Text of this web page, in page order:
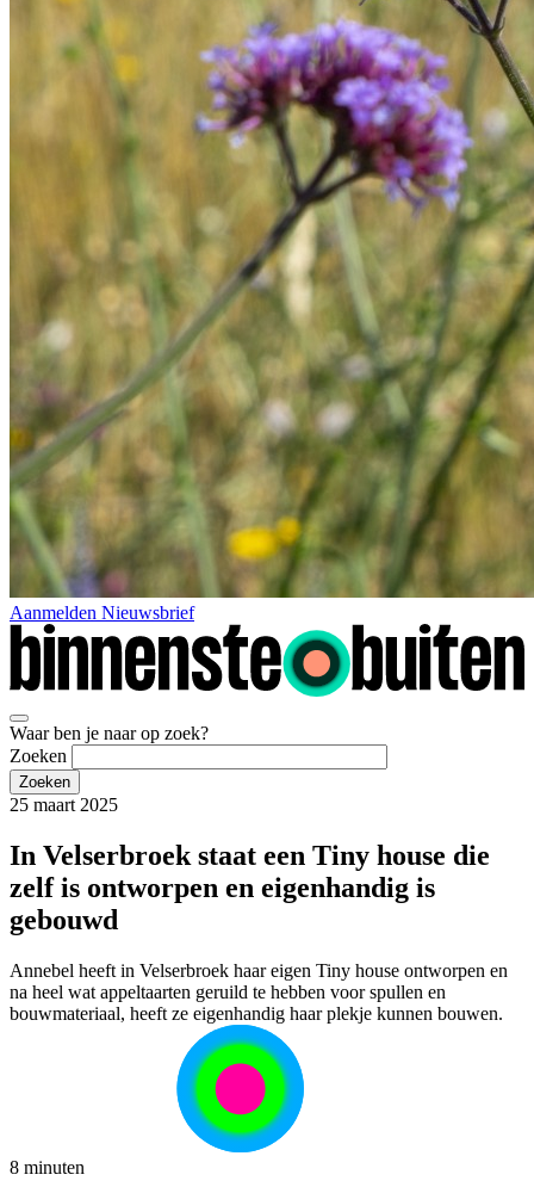
Aanmelden Nieuwsbrief
Waar ben je naar op zoek?
Zoeken
25 maart 2025
In Velserbroek staat een Tiny house die
zelf is ontworpen en eigenhandig is
gebouwd
Annebel heeft in Velserbroek haar eigen Tiny house ontworpen en
na heel wat appeltaarten geruild te hebben voor spullen en
bouwmateriaal, heeft ze eigenhandig haar plekje kunnen bouwen.
8 minuten